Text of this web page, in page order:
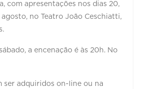
com apresentações nos dias 20,
agosto, no Teatro João Ceschiatti,
a encenação é às 20h. No
ser adquiridos on-line ou na